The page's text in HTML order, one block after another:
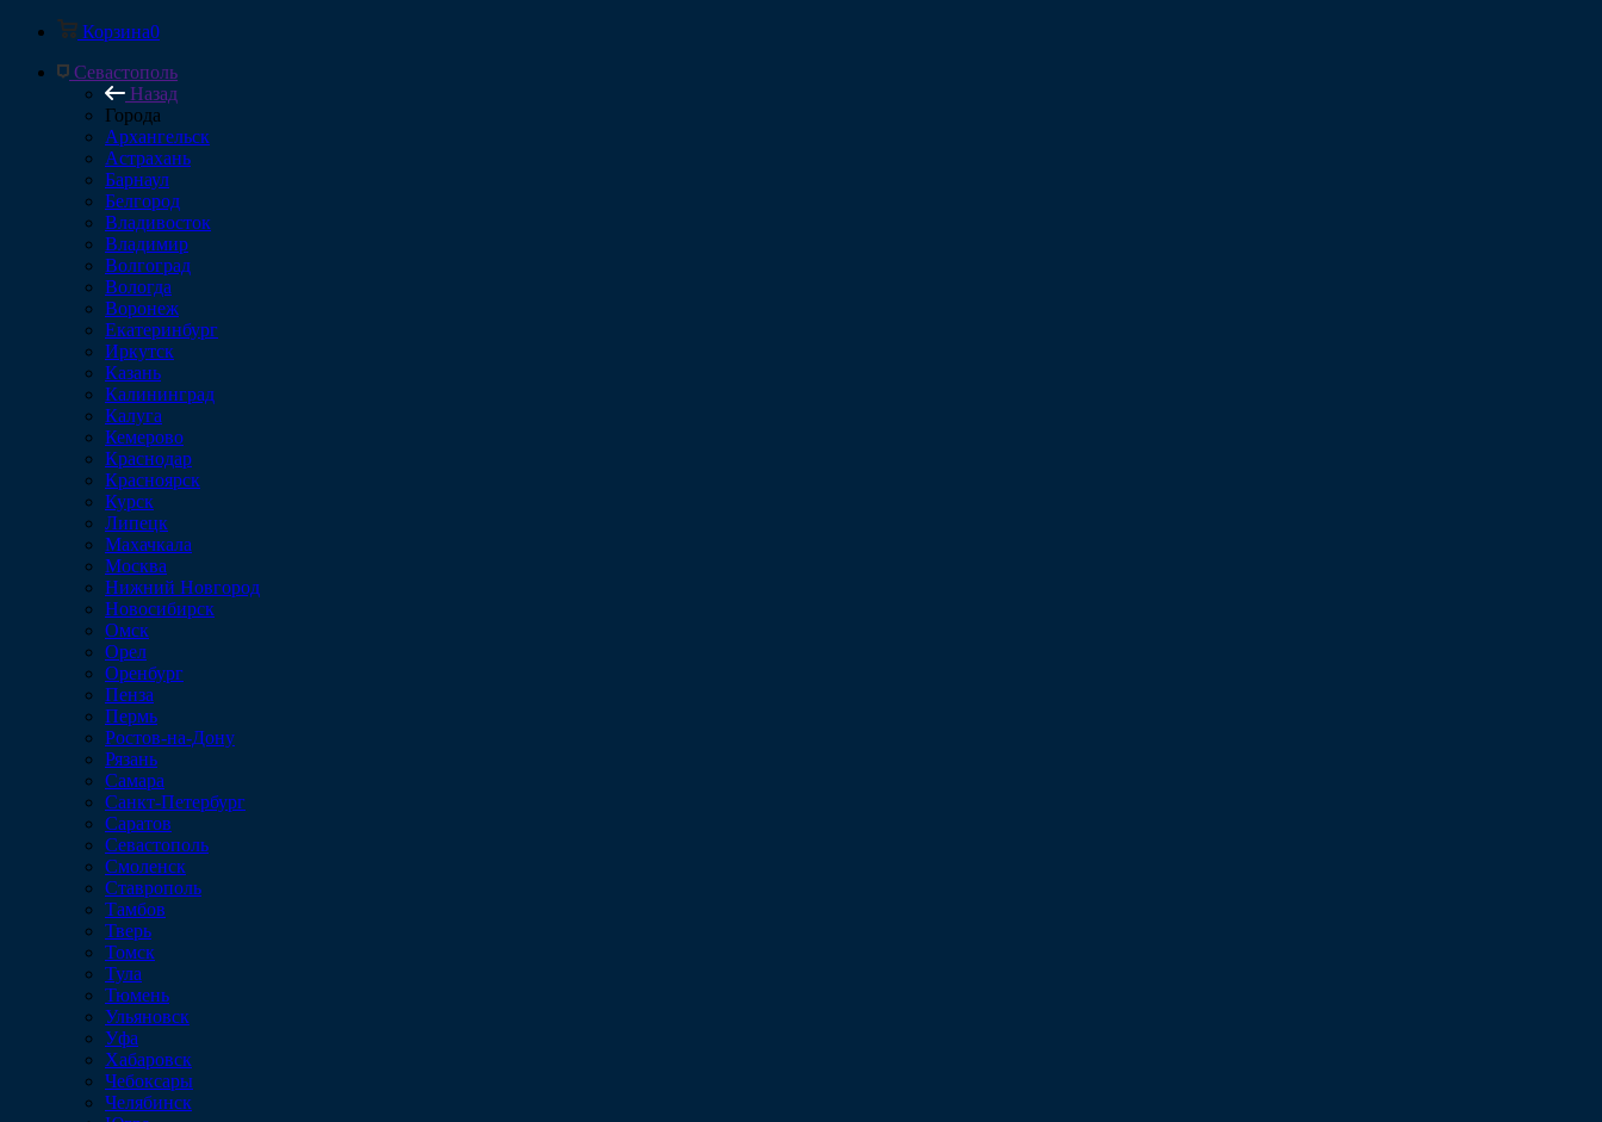
Корзина0
Севастополь
Назад
Города
Архангельск
Астрахань
Барнаул
Белгород
Владивосток
Владимир
Волгоград
Вологда
Воронеж
Екатеринбург
Иркутск
Казань
Калининград
Калуга
Кемерово
Краснодар
Красноярск
Курск
Липецк
Махачкала
Москва
Нижний Новгород
Новосибирск
Омск
Орел
Оренбург
Пенза
Пермь
Ростов-на-Дону
Рязань
Самара
Санкт-Петербург
Саратов
Севастополь
Смоленск
Ставрополь
Тамбов
Тверь
Томск
Тула
Тюмень
Ульяновск
Уфа
Хабаровск
Чебоксары
Челябинск